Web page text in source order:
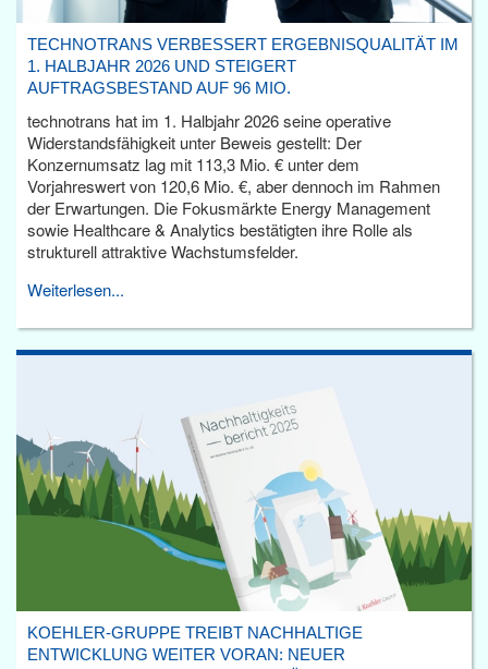
TECHNOTRANS VERBESSERT ERGEBNISQUALITÄT IM
1. HALBJAHR 2026 UND STEIGERT
AUFTRAGSBESTAND AUF 96 MIO.
technotrans hat im 1. Halbjahr 2026 seine operative
Widerstandsfähigkeit unter Beweis gestellt: Der
Konzernumsatz lag mit 113,3 Mio. € unter dem
Vorjahreswert von 120,6 Mio. €, aber dennoch im Rahmen
der Erwartungen. Die Fokusmärkte Energy Management
sowie Healthcare & Analytics bestätigten ihre Rolle als
strukturell attraktive Wachstumsfelder.
Weiterlesen...
KOEHLER-GRUPPE TREIBT NACHHALTIGE
ENTWICKLUNG WEITER VORAN: NEUER